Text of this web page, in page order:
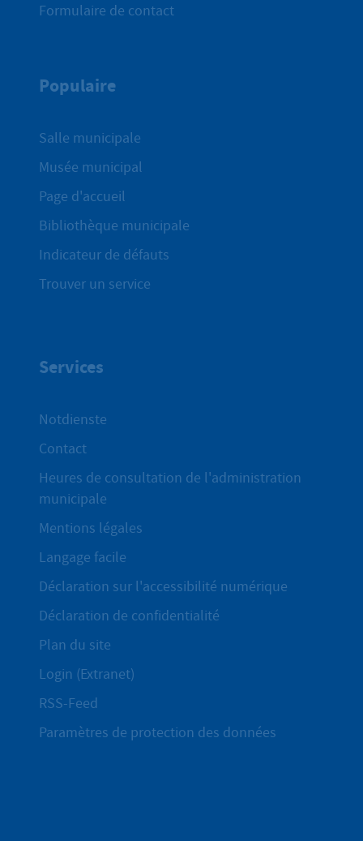
Formulaire de contact
Populaire
Salle municipale
Musée municipal
Page d'accueil
Bibliothèque municipale
Indicateur de défauts
Trouver un service
Services
Notdienste
Contact
Heures de consultation de l'administration
municipale
Mentions légales
Langage facile
Déclaration sur l'accessibilité numérique
Déclaration de confidentialité
Plan du site
Login (Extranet)
RSS-Feed
Paramètres de protection des données